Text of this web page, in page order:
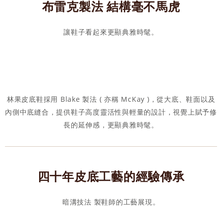
布雷克製法 結構毫不馬虎
讓鞋子看起來更顯典雅時髦。
林果皮底鞋採用 Blake 製法 ( 亦稱 McKay )，從大底、鞋面以及
內側中底縫合，提供鞋子高度靈活性與輕量的設計，視覺上賦予修
長的延伸感，更顯典雅時髦。
四十年皮底工藝的經驗傳承
暗溝技法 製鞋師的工藝展現。